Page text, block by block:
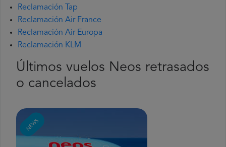
Reclamación Tap
Reclamación Air France
Reclamación Air Europa
Reclamación KLM
Últimos vuelos Neos retrasados
o cancelados
NEWS